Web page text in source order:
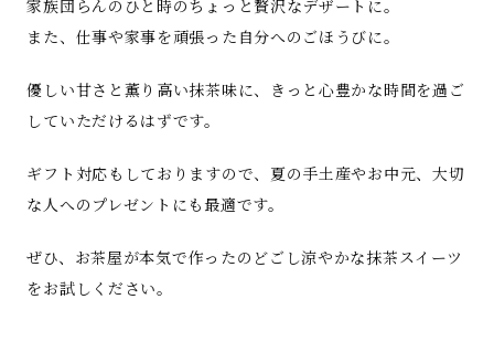
家族団らんのひと時のちょっと贅沢なデザートに。
また、仕事や家事を頑張った自分へのごほうびに。
優しい甘さと薫り高い抹茶味に、きっと心豊かな時間を過ご
していただけるはずです。
ギフト対応もしておりますので、夏の手土産やお中元、大切
な人へのプレゼントにも最適です。
ぜひ、お茶屋が本気で作ったのどごし涼やかな抹茶スイーツ
をお試しください。